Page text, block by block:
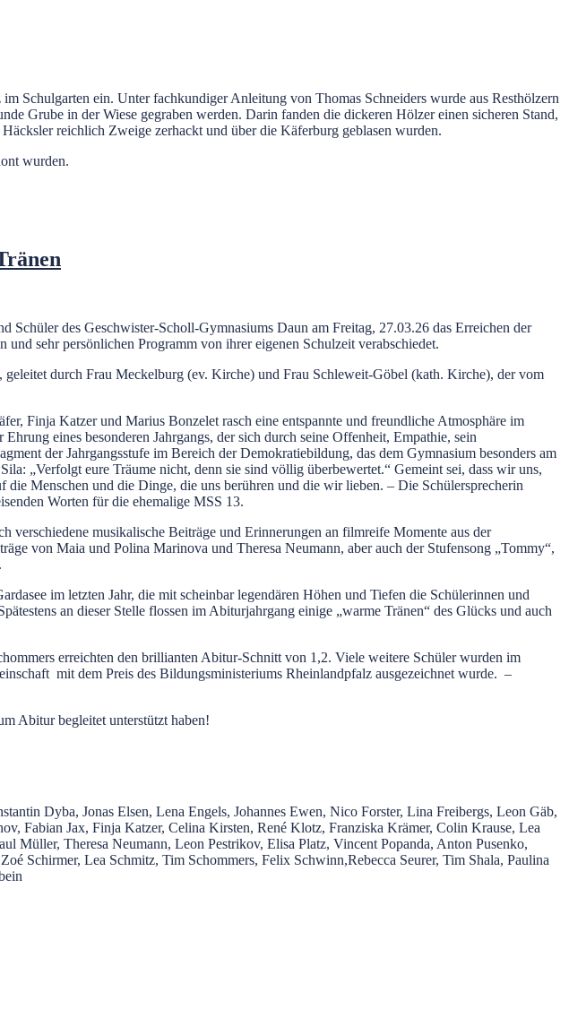
Schulgarten ein. Unter fachkundiger Anleitung von Thomas Schneiders wurde aus Resthölzern
Grube in der Wiese gegraben werden. Darin fanden die dickeren Hölzer einen sicheren Stand,
reichlich Zweige zerhackt und über die Käferburg geblasen wurden.
wurden.
des Geschwister-Scholl-Gymnasiums Daun am Freitag, 27.03.26 das Erreichen der
sehr persönlichen Programm von ihrer eigenen Schulzeit verabschiedet.
durch Frau Meckelburg (ev. Kirche) und Frau Schleweit-Göbel (kath. Kirche), der vom
Finja Katzer und Marius Bonzelet rasch eine entspannte und freundliche Atmosphäre im
eines besonderen Jahrgangs, der sich durch seine Offenheit, Empathie, sein
der Jahrgangsstufe im Bereich der Demokratiebildung, das dem Gymnasium besonders am
„Verfolgt eure Träume nicht, denn sie sind völlig überbewertet.“ Gemeint sei, dass wir uns,
Menschen und die Dinge, die uns berühren und die wir lieben. – Die Schülersprecherin
Worten für die ehemalige MSS 13.
verschiedene musikalische Beiträge und Erinnerungen an filmreife Momente aus der
von Maia und Polina Marinova und Theresa Neumann, aber auch der Stufensong „Tommy“,
im letzten Jahr, die mit scheinbar legendären Höhen und Tiefen die Schülerinnen und
an dieser Stelle flossen im Abiturjahrgang einige „warme Tränen“ des Glücks und auch
erreichten den brillianten Abitur-Schnitt von 1,2. Viele weitere Schüler wurden im
mit dem Preis des Bildungsministeriums Rheinlandpfalz ausgezeichnet wurde. –
Abitur begleitet unterstützt haben!
Dyba, Jonas Elsen, Lena Engels, Johannes Ewen, Nico Forster, Lina Freibergs, Leon Gäb,
Fabian Jax, Finja Katzer, Celina Kirsten, René Klotz, Franziska Krämer, Colin Krause, Lea
Theresa Neumann, Leon Pestrikov, Elisa Platz, Vincent Popanda, Anton Pusenko,
Schirmer, Lea Schmitz, Tim Schommers, Felix Schwinn,Rebecca Seurer, Tim Shala, Paulina